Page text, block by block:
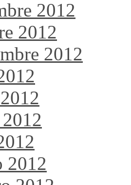
2012
2012
2012
2012